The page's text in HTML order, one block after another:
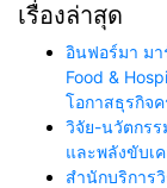
เรื่องล่าสุด
อินฟอร์มา มา
Food &
โอกาสธุรกิจ
วิจัย-นวัตกรร
และพลังขับเ
สำนักบริการ